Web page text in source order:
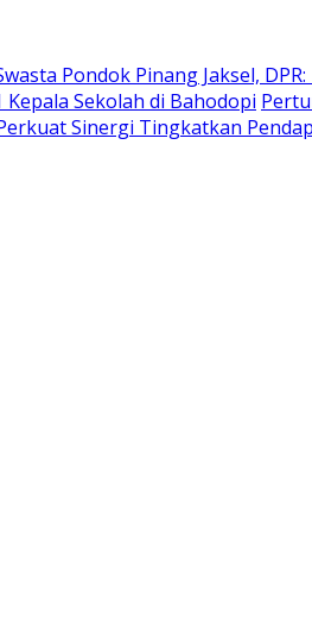
Pondok Pinang Jaksel,
Sekolah di Bahodopi
Sinergi Tingkatkan